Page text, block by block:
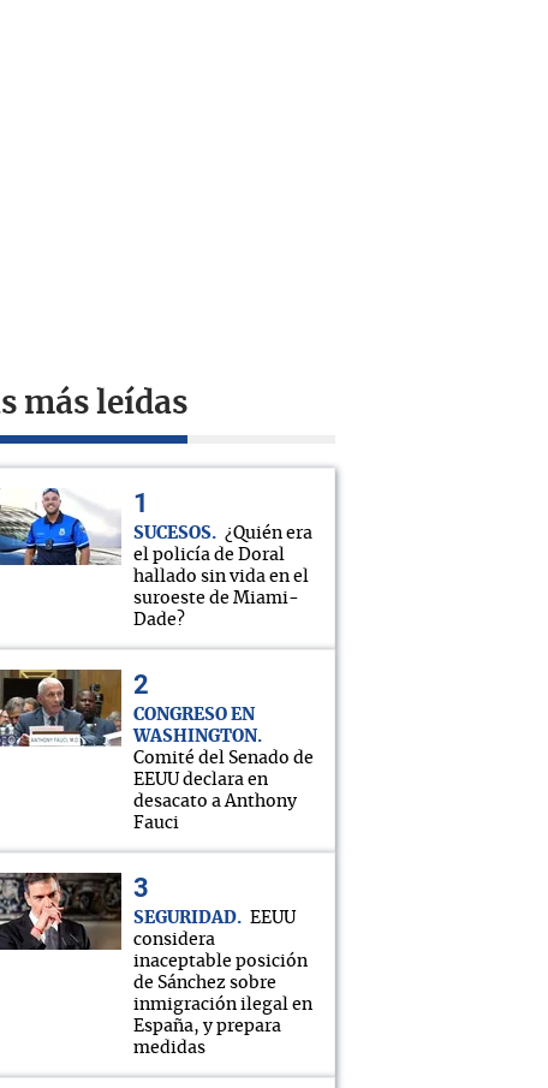
más leídas
SUCESOS
¿Quién era
el policía de Doral
hallado sin vida en el
suroeste de Miami-
Dade?
CONGRESO EN
WASHINGTON
Comité del Senado de
EEUU declara en
desacato a Anthony
Fauci
SEGURIDAD
EEUU
considera
inaceptable posición
de Sánchez sobre
inmigración ilegal en
España, y prepara
medidas